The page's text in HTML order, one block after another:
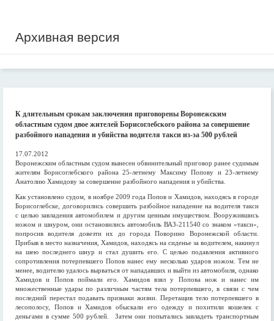
Архивная версия
К длительным срокам заключения приговорены Воронежским
областным судом двое жителей Борисоглебского района за совершение
разбойного нападения и убийства водителя такси из-за 500 рублей
17.07.2012
Воронежским областным судом вынесен обвинительный приговор ранее судимым
жителям Борисоглебского района 25-летнему Максиму Попову и 23-летнему
Анатолию Хамидову за совершение разбойного нападения и убийства.
Как установлено судом, в ноябре 2009 года Попов и Хамидов, находясь в городе
Борисоглебске, договорились совершить разбойное нападение на водителя такси
с целью завладения автомобилем и другим ценным имуществом. Вооружившись
ножом и шнуром, они остановились автомобиль ВАЗ-211540 со знаком «такси»,
попросив водителя довезти их до города Поворино Воронежской области.
Прибыв в место назначения, Хамидов, находясь на сиденье за водителем, накинул
на шею последнего шнур и стал душить его. С целью подавления активного
сопротивления потерпевшего Попов нанес ему несколько ударов ножом. Тем не
менее, водителю удалось вырваться от нападавших и выйти из автомобиля, однако
Хамидов и Попов поймали его. Хамидов взял у Попова нож и нанес им
множественные удары по различным частям тела потерпевшего, в связи с чем
последний перестал подавать признаки жизни. Перетащив тело потерпевшего в
лесополосу, Попов и Хамидов обыскали его одежду и похитили кошелек с
деньгами в сумме 500 рублей. Затем они попытались завладеть транспортным